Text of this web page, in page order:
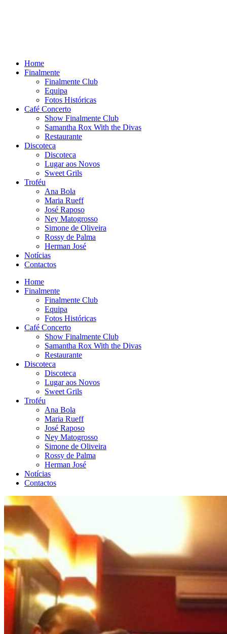
Home
Finalmente
Finalmente Club
Equipa
Fotos Históricas
Café Concerto
Show Finalmente Club
Samantha Rox With the Divas
Restaurante
Discoteca
Discoteca
Lugar aos Novos
Sweet Grils
Troféu
Ana Bola
Maria Rueff
José Raposo
Ney Matogrosso
Simone de Oliveira
Rossy de Palma
Herman José
Notícias
Contactos
Home
Finalmente
Finalmente Club
Equipa
Fotos Históricas
Café Concerto
Show Finalmente Club
Samantha Rox With the Divas
Restaurante
Discoteca
Discoteca
Lugar aos Novos
Sweet Grils
Troféu
Ana Bola
Maria Rueff
José Raposo
Ney Matogrosso
Simone de Oliveira
Rossy de Palma
Herman José
Notícias
Contactos